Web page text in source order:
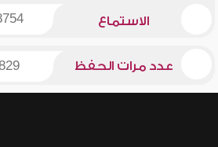
الاستماع
عدد مرات الحفظ